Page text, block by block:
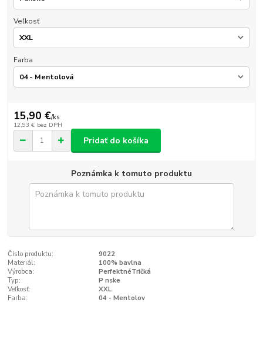
Veľkosť
Farba
15,90 €/ks
12,93 € bez DPH
Pridať do košíka
Poznámka k tomuto produktu
Číslo produktu:
9022
Materiál:
100% bavlna
Výrobca:
PerfektnéTričká
Typ:
P nske
Veľkosť:
XXL
Farba:
04 - Mentolov